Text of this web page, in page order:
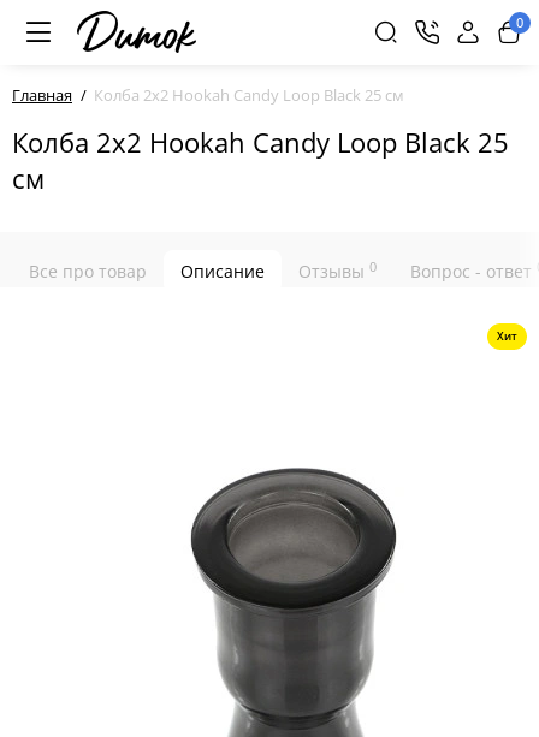
0
Главная Колба 2x2 Hookah Candy Loop Black 25 см
Колба 2x2 Hookah Candy Loop Black 25
см
Все про товар Описание Отзывы 0 Вопрос - ответ
Хит